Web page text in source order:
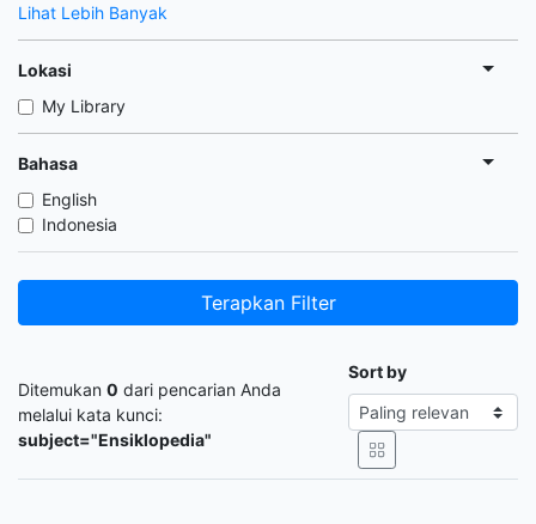
Lihat Lebih Banyak
Lokasi
My Library
Bahasa
English
Indonesia
Terapkan Filter
Ditemukan 0 dari pencarian Anda
melalui kata kunci:
subject="Ensiklopedia"
Sort by